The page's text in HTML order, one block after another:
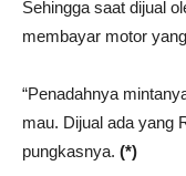
Sehingga saat dijual
membayar motor
“Penadahnya
mau. Dijual ada yang
pungkasnya. (*)